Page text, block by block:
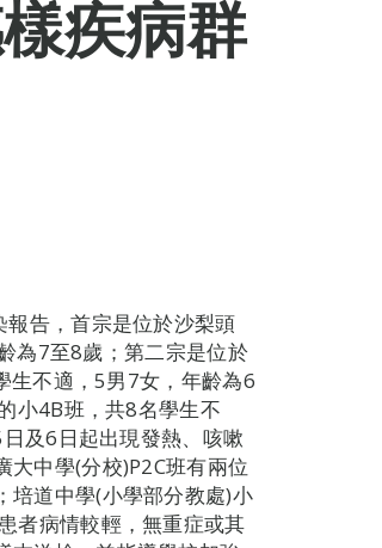
疾病群
告，首宗是位於沙梨頭
為7至8歲；第二宗是位於
生不適，5男7女，年齡為6
小4B班，共8名學生不
及6日起出現發熱、咳嗽
中學(分校)P2C班有兩位
培道中學(小學部分教處)小
者病情較輕，無重症或其